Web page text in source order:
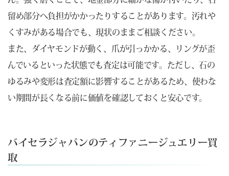
留め部分へ負担がかかったりすることがあります。汚れや
くすみがある場合でも、現状のままご相談ください。
また、ダイヤモンドが動く、爪が引っかかる、リングが歪
んでいるといった状態でも査定は可能です。ただし、石の
ゆるみや変形は査定額に影響することがあるため、使わな
い期間が長くなる前に価値を確認しておくと安心です。
バイセラジャパンのティファニージュエリー買
取